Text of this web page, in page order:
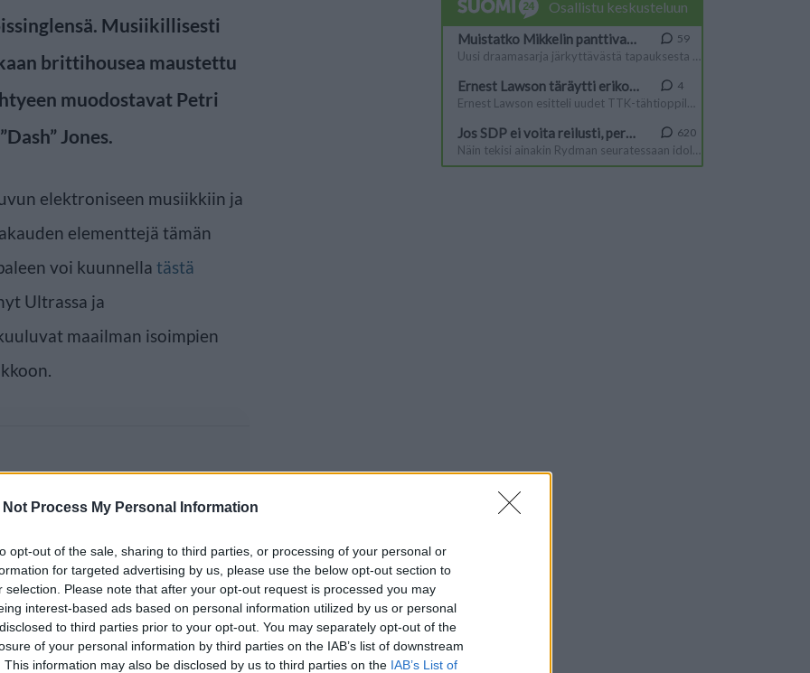
Not Process My Personal Information
opt-out of the sale, sharing to third parties, or processing of your personal or
for targeted advertising by us, please use the below opt-out section to
selection. Please note that after your opt-out request is processed you may
interest-based ads based on personal information utilized by us or personal
to third parties prior to your opt-out. You may separately opt-out of the
of your personal information by third parties on the IAB’s list of downstream
This information may also be disclosed by us to third parties on the IAB’s List of
Musiikillisesti
brittihousea maustettu
muodostavat Petri
Jones.
elektroniseen musiikkiin ja
elementtejä tämän
voi kuunnella tästä
Ultrassa ja
maailman isoimpien